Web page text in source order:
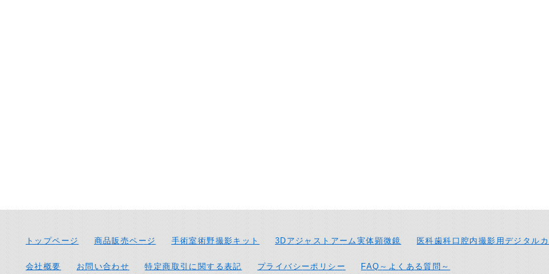
トップページ 商品販売ページ 手術室術野撮影キット 3Dアジャストアーム実体顕微鏡 医科歯科口腔内撮影用デジタル
会社概要 お問い合わせ 特定商取引に関する表記 プライバシーポリシー FAQ～よくある質問～